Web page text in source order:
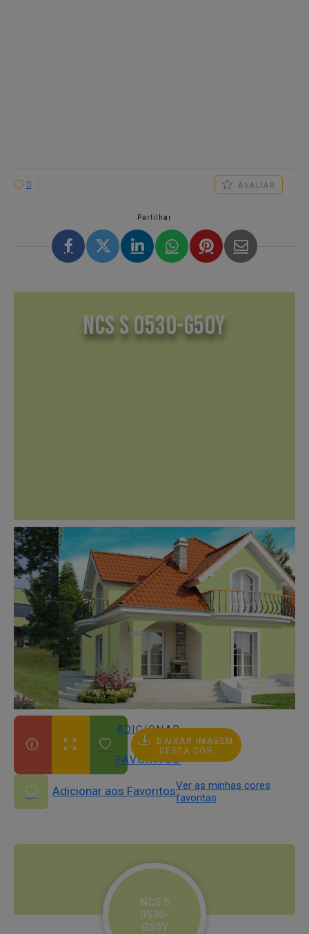
0 AVALIAR
Partilhar
NCS S 0530-G50Y
ADICIONAR
AOS
FAVORITOS
BAIXAR IMAGEM
DESTA COR
Adicionar aos FavoritosVer as minhas cores
favoritas
NCS S
0530-
G50Y